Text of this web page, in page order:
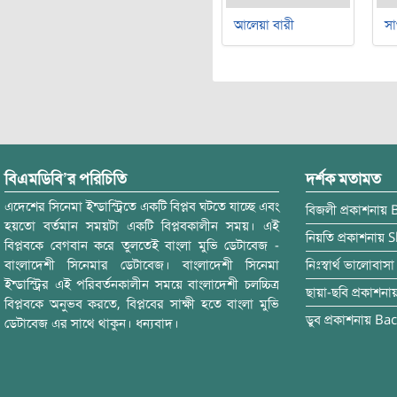
আলেয়া বারী
বিএমডিবি’র পরিচিতি
এদেশের সিনেমা ইন্ডাস্ট্রিতে একটি বিপ্লব ঘটতে যাচ্ছে এবং
হয়তো বর্তমান সময়টা একটি বিপ্লবকালীন সময়। এই
বিপ্লবকে বেগবান করে তুলতেই বাংলা মুভি ডেটাবেজ -
বাংলাদেশী সিনেমার ডেটাবেজ। বাংলাদেশী সিনেমা
ইন্ডাস্ট্রির এই পরিবর্তনকালীন সময়ে বাংলাদেশী চলচ্চিত্র
বিপ্লবকে অনুভব করতে, বিপ্লবের সাক্ষী হতে বাংলা মুভি
ডেটাবেজ এর সাথে থাকুন। ধন্যবাদ।
দর্শক মতামত
বিজলী প্রকাশনায়
নিয়তি প্রকাশনায়
নিঃস্বার্থ ভালোবাসা
ছায়া-ছবি
ডুব প্রকাশনায়